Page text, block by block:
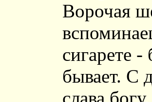
Ворочая
сигарете
бывает. С